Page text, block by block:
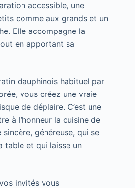
accessible, une
comme aux grands et un
Elle accompagne la
en apportant sa
dauphinois habituel par
vous créez une vraie
de déplaire. C’est une
à l’honneur la cuisine de
généreuse, qui se
table et qui laisse un
invités vous